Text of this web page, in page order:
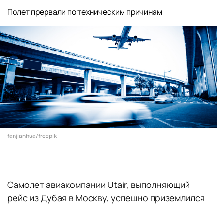
Полет прервали по техническим причинам
fanjianhua/freepik
Самолет авиакомпании Utair, выполняющий
рейс из Дубая в Москву, успешно приземлился